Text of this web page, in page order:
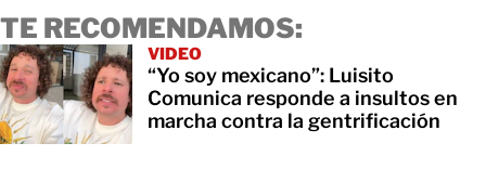
TE RECOMENDAMOS:
VIDEO
“Yo soy mexicano”: Luisito
Comunica responde a insultos en
marcha contra la gentrificación